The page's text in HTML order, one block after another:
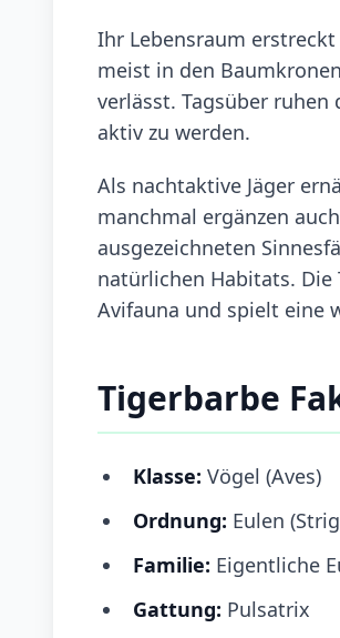
Ihr Lebensraum
meist in den
verlässt. Tagsüber
aktiv zu werden.
Als nachtaktive Jäger
manchmal ergänzen
ausgezeichneten
natürlichen Habitats.
Avifauna und spielt eine
Tigerbarbe
Klasse: Vögel (Aves)
Ordnung: Eulen
Familie: Eigentliche
Gattung: Pulsatrix